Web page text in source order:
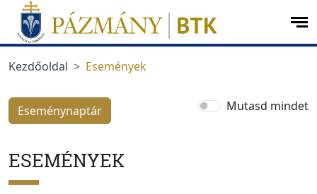
Ugrás a menüre
Ugrás a tartalomra
Kezdőoldal
Események
ESEMÉNYEK
Eseménynaptár Mutasd mindet